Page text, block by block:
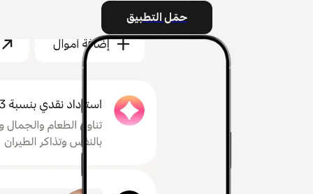
حمّل التطبيق